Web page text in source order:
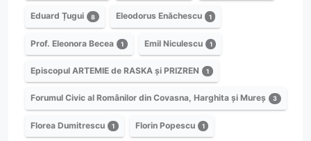
Eduard Țugui 8 Eleodorus Enăchescu 1
Prof. Eleonora Becea 1 Emil Niculescu 1
Episcopul ARTEMIE de RASKA și PRIZREN 1
Forumul Civic al Românilor din Covasna, Harghita și Mureș 3
Florea Dumitrescu 1 Florin Popescu 1